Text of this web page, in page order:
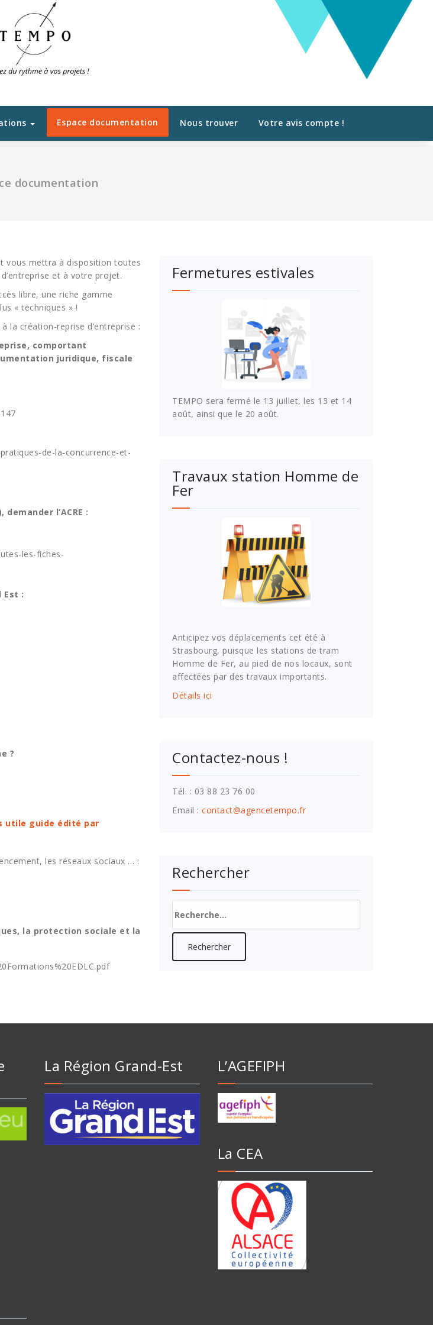
Espace documentation Nous trouver Votre avis compte !
documentation
vous mettra à disposition toutes
et à votre projet.
libre, une riche gamme
« techniques » !
la création-reprise d’entreprise :
comportant
juridique, fiscale
de-la-concurrence-et-
l’ACRE :
les-fiches-
Est :
?
utile guide édité par
les réseaux sociaux … :
la protection sociale et la
Fermetures estivales
TEMPO sera fermé le 13 juillet, les 13 et 14
août, ainsi que le 20 août.
Travaux station Homme de
Fer
Anticipez vos déplacements cet été à
Strasbourg, puisque les stations de tram
Homme de Fer, au pied de nos locaux, sont
affectées par des travaux importants.
Détails ici
Contactez-nous !
Tél. : 03 88 23 76 00
Email : contact@agencetempo.fr
Rechercher
La Région Grand-Est L’AGEFIPH
La CEA